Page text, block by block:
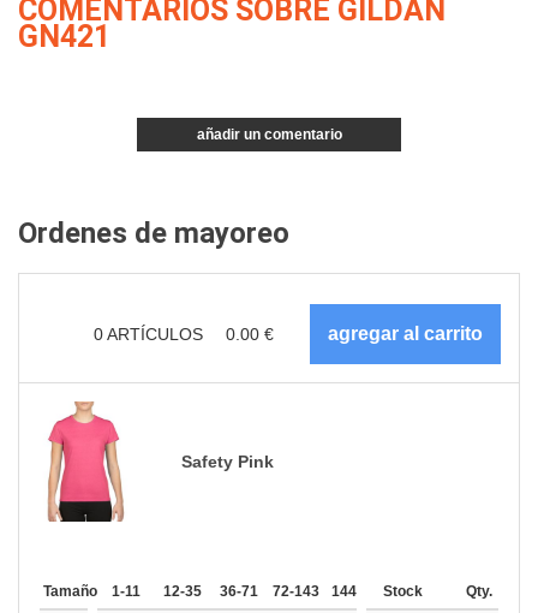
COMENTARIOS SOBRE GILDAN
GN421
añadir un comentario
Ordenes de mayoreo
0ARTÍCULOS 0.00 €
Safety Pink
Tamaño 1-11 12-35 36-71 72-143 144-287 288 + Más
Stock Qty.